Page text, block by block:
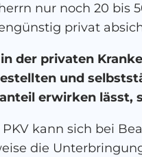
nur noch 20 bis
privat
der privaten
und
erwirken
kann sich bei
die